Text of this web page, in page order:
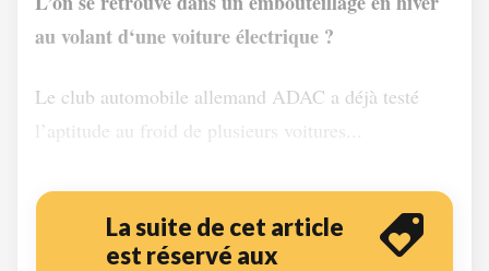
au volant d‘une voiture électrique ?
Le club automobile allemand ADAC a déjà testé
l’aptitude au froid de plusieurs voitures...
La suite de cet article
est réservé aux